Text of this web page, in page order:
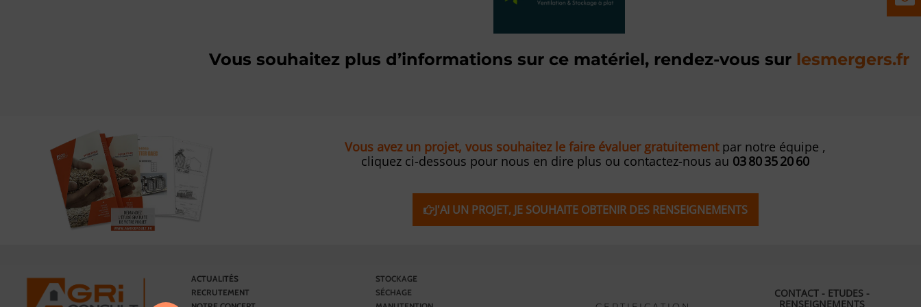
Vous souhaitez plus d’informations sur ce matériel, rendez-vous sur lesmergers.fr
Vous avez un projet, vous souhaitez le faire évaluer gratuitementpar notre équipe ,
cliquez ci-dessous pour nous en dire plus ou contactez-nous au 03 80 35 20 60
J'AI UN PROJET, JE SOUHAITE OBTENIR DES RENSEIGNEMENTS
ACTUALITÉS
RECRUTEMENT
STOCKAGE
SÉCHAGE
CONTACT - ETUDES -
RENSEIGNEMENTS